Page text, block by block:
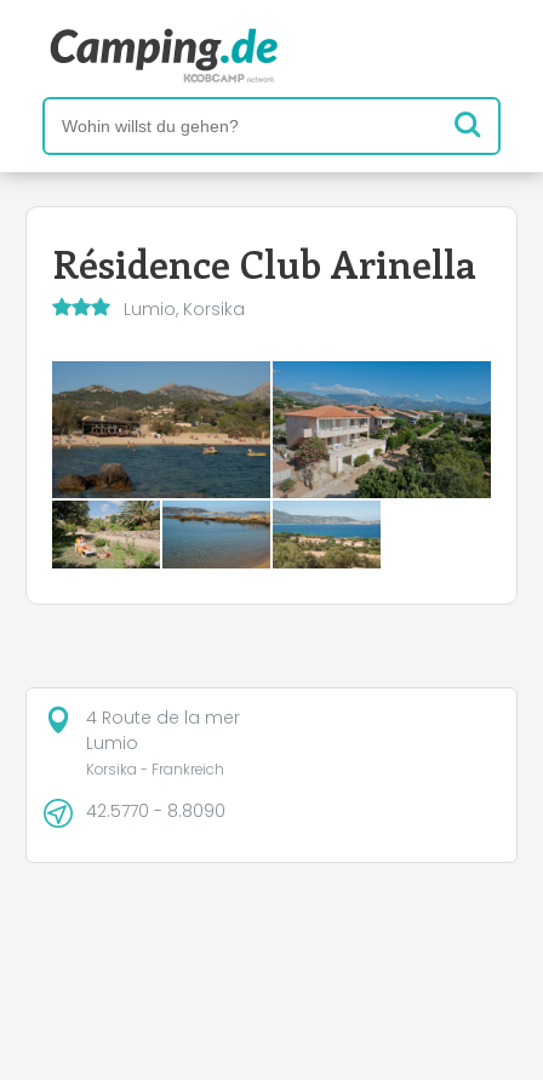
Résidence Club Arinella
Lumio, Korsika
4 Route de la mer
Lumio
Korsika - Frankreich
42.5770 - 8.8090